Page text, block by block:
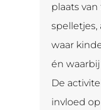
plaats
waar
én
De
invloed